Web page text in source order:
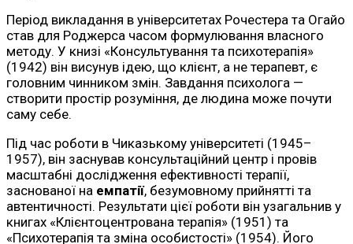
Період викладання в університетах Рочестера та Огайо
став для Роджерса часом формулювання власного
методу. У книзі «Консультування та психотерапія»
(1942) він висунув ідею, що клієнт, а не терапевт, є
головним чинником змін. Завдання психолога —
створити простір розуміння, де людина може почути
саму себе.
Під час роботи в Чиказькому університеті (1945–
1957), він заснував консультаційний центр і провів
масштабні дослідження ефективності терапії,
заснованої на емпатії, безумовному прийнятті та
автентичності. Результати цієї роботи він узагальнив у
книгах «Клієнтоцентрована терапія» (1951) та
«Психотерапія та зміна особистості» (1954). Його